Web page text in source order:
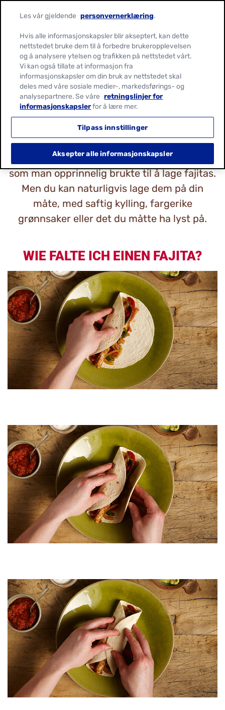
HVA ER FAJITA?
En fajita er en myk tortilla som er brettet
rundt en fristende blanding av sterkt krydret
kjøtt, sprø paprika og løk toppet med en stor
klatt salsa. Navnet kommer fra ”faja” som er
det spanske ordet for belte – oksebringen
som man opprinnelig brukte til å lage fajitas.
Men du kan naturligvis lage dem på din
måte, med saftig kylling, fargerike
grønnsaker eller det du måtte ha lyst på.
WIE FALTE ICH EINEN FAJITA?
Les vår gjeldende personvernerklæring.
Hvis alle informasjonskapsler blir akseptert, kan dette
nettstedet bruke dem til å forbedre brukeropplevelsen
og å analysere ytelsen og trafikken på nettstedet vårt.
Vi kan også tillate at informasjon fra
informasjonskapsler om din bruk av nettstedet skal
deles med våre sosiale medier-, markedsførings- og
analysepartnere. Se våre retningslinjer for
informasjonskapslerfor å lære mer.
Tilpass innstillinger
Aksepter alle informasjonskapsler